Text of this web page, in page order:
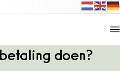
doen?